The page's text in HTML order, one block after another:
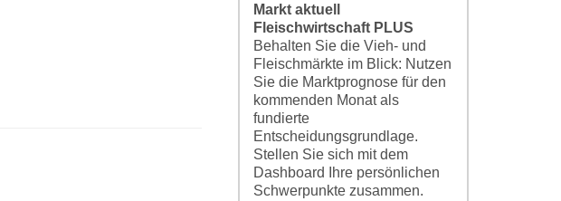
Markt aktuell
Fleischwirtschaft PLUS
Behalten Sie die Vieh- und
Fleischmärkte im Blick: Nutzen
Sie die Marktprognose für den
kommenden Monat als
fundierte
Entscheidungsgrundlage.
Stellen Sie sich mit dem
Dashboard Ihre persönlichen
Schwerpunkte zusammen.